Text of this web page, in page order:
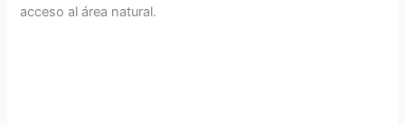
acceso al área natural.